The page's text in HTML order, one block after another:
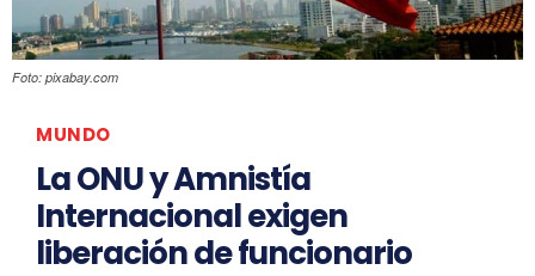
Foto: pixabay.com
MUNDO
La ONU y Amnistía
Internacional exigen
liberación de funcionario